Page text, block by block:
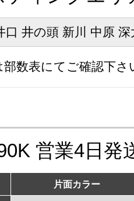
口 井の頭 新川 中原
数表にてご確認下さ
営業4日発
片面カラー